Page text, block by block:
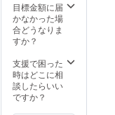
目標金額に届
かなかった場
合どうなりま
すか？
支援で困った
時はどこに相
談したらいい
ですか？